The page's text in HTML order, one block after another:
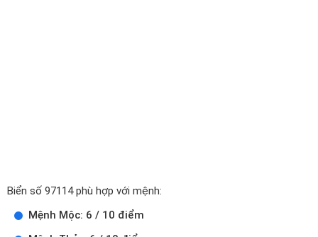
Biển số 97114 phù hợp với mệnh:
Mệnh Mộc: 6 / 10 điểm